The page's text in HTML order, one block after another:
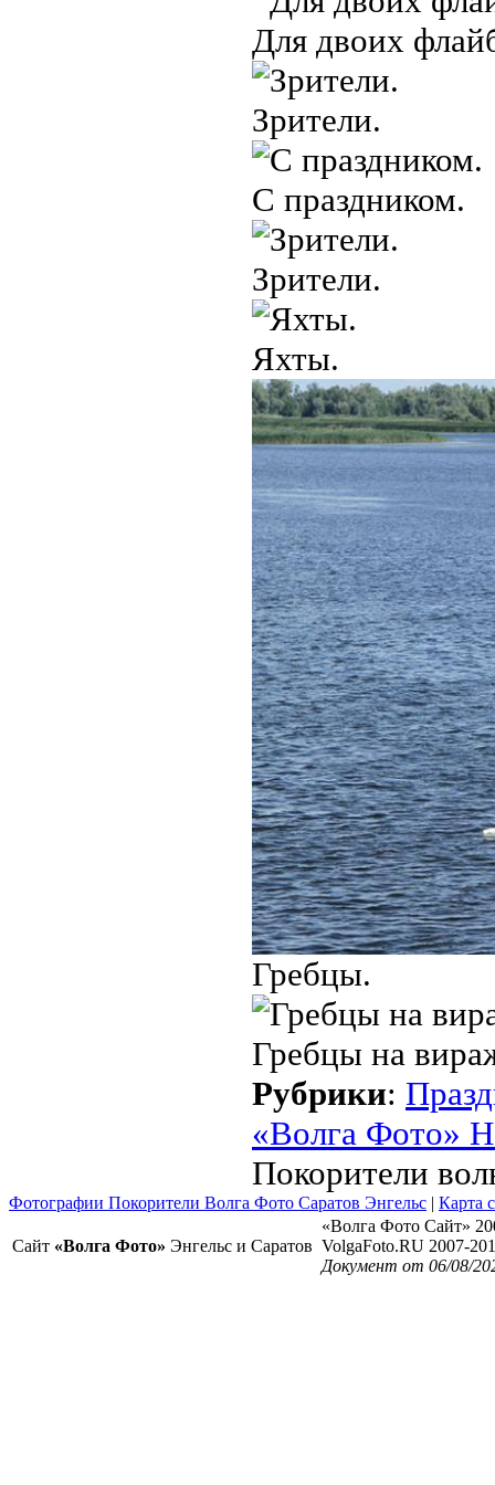
Для двоих
Зрители.
С праздником.
Зрители.
Яхты.
Гребцы.
Гребцы на
Рубрики:
«Волга Фото»
Покорители
Фотографии Покорители Волга Фото Саратов Энгельс | Карта
Сайт «Волга Фото» Энгельс и Саратов
«Волга Фото Сайт»
VolgaFoto.RU 2007-
Документ от 06/08/